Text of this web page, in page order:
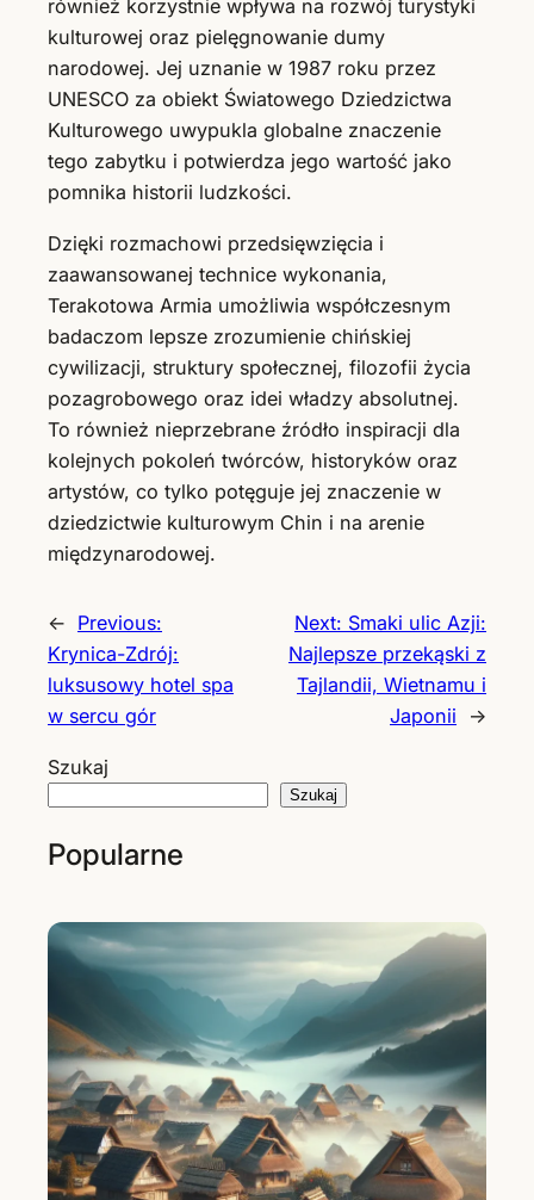
również korzystnie wpływa na rozwój turystyki
kulturowej oraz pielęgnowanie dumy
narodowej. Jej uznanie w 1987 roku przez
UNESCO za obiekt Światowego Dziedzictwa
Kulturowego uwypukla globalne znaczenie
tego zabytku i potwierdza jego wartość jako
pomnika historii ludzkości.
Dzięki rozmachowi przedsięwzięcia i
zaawansowanej technice wykonania,
Terakotowa Armia umożliwia współczesnym
badaczom lepsze zrozumienie chińskiej
cywilizacji, struktury społecznej, filozofii życia
pozagrobowego oraz idei władzy absolutnej.
To również nieprzebrane źródło inspiracji dla
kolejnych pokoleń twórców, historyków oraz
artystów, co tylko potęguje jej znaczenie w
dziedzictwie kulturowym Chin i na arenie
międzynarodowej.
← Previous:
Krynica-Zdrój:
luksusowy hotel spa
w sercu gór
Next: Smaki ulic Azji:
Najlepsze przekąski z
Tajlandii, Wietnamu i
Japonii
→
Szukaj
Szukaj
Popularne